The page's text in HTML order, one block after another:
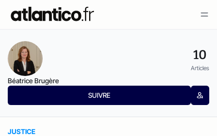
10
Articles
Béatrice Brugère
SUIVRE
JUSTICE